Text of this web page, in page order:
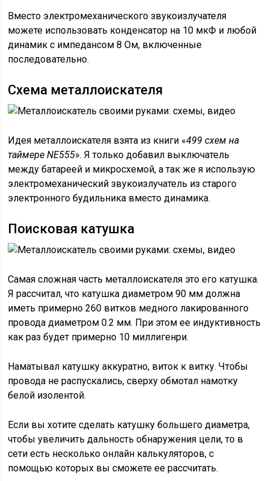
Вместо электромеханического звукоизлучателя
можете использовать конденсатор на 10 мкФ и любой
динамик с импедансом 8 Ом, включенные
последовательно.
Схема металлоискателя
Идея металлоискателя взята из книги «499 схем на
таймере NE555». Я только добавил выключатель
между батареей и микросхемой, а так же я использую
электромеханический звукоизлучатель из старого
электронного будильника вместо динамика.
Поисковая катушка
Cамая сложная часть металлоискателя это его катушка.
Я рассчитал, что катушка диаметром 90 мм должна
иметь примерно 260 витков медного лакированного
провода диаметром 0.2 мм. При этом ее индуктивность
как раз будет примерно 10 миллигенри.
Наматывал катушку аккуратно, виток к витку. Чтобы
провода не распускались, сверху обмотал намотку
белой изолентой.
Если вы хотите сделать катушку большего диаметра,
чтобы увеличить дальность обнаружения цели, то в
сети есть несколько онлайн калькуляторов, с
помощью которых вы сможете ее рассчитать.